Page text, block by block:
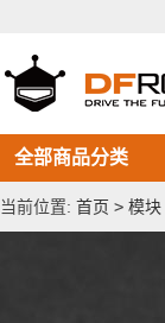
I2C
转
0-
5V/10V
(15bit)
模
拟
电
全部商品分类
当前位置: 首页 > 模块